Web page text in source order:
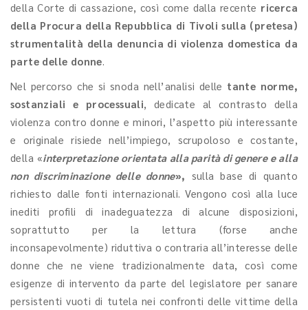
della Corte di cassazione, così come dalla recente ricerca
della Procura della Repubblica di Tivoli sulla (pretesa)
strumentalità della denuncia di violenza domestica da
parte delle donne.
Nel percorso che si snoda nell’analisi delle tante norme,
sostanziali e processuali, dedicate al contrasto della
violenza contro donne e minori, l’aspetto più interessante
e originale risiede nell’impiego, scrupoloso e costante,
della «interpretazione orientata alla parità di genere e alla
non discriminazione delle donne», sulla base di quanto
richiesto dalle fonti internazionali. Vengono così alla luce
inediti profili di inadeguatezza di alcune disposizioni,
soprattutto per la lettura (forse anche
inconsapevolmente) riduttiva o contraria all’interesse delle
donne che ne viene tradizionalmente data, così come
esigenze di intervento da parte del legislatore per sanare
persistenti vuoti di tutela nei confronti delle vittime della